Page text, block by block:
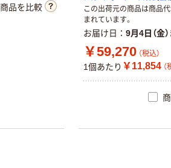
商品を比較
この出荷元の商品は商品
まれています。
お届け日 9月4日（金
￥59,270 （税込）
1個あたり ￥11,854 （